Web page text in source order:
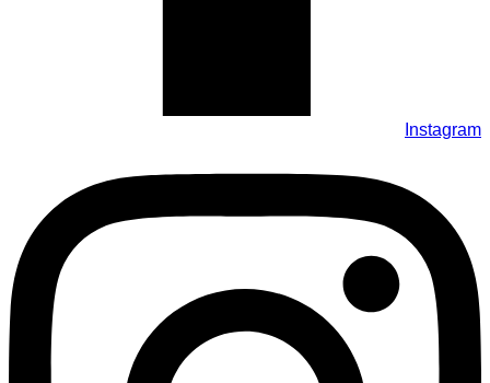
Instagram